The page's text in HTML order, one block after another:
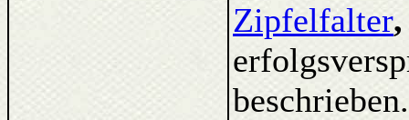
Zipfelfalter